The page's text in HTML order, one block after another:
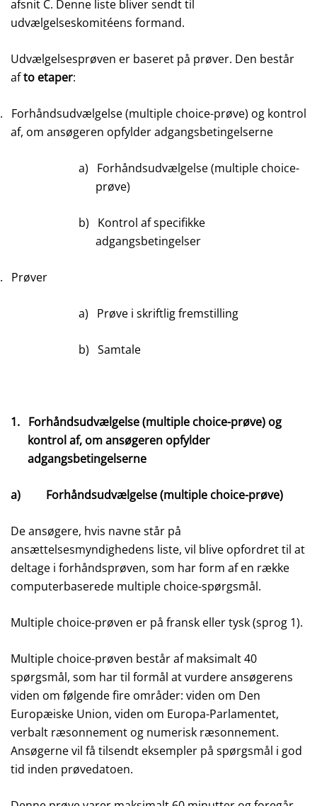
afsnit C. Denne liste bliver sendt til
udvælgelseskomitéens formand.
Udvælgelsesprøven er baseret på prøver. Den består
afto etaper:
Forhåndsudvælgelse (multiple choice-prøve) og kontrol
af, om ansøgeren opfylder adgangsbetingelserne
a)
Forhåndsudvælgelse (multiple choice-
prøve)
b)
Kontrol af specifikke
adgangsbetingelser
Prøver
a) Prøve i skriftlig fremstilling
b) Samtale
1. Forhåndsudvælgelse (multiple choice-prøve) og
kontrol af, om ansøgeren opfylder
adgangsbetingelserne
a) Forhåndsudvælgelse (multiple choice-prøve)
De ansøgere, hvis navne står på
ansættelsesmyndighedens liste, vil blive opfordret til at
deltage i forhåndsprøven, som har form af en række
computerbaserede multiple choice-spørgsmål.
Multiple choice-prøven er på fransk eller tysk (sprog 1).
Multiple choice-prøven består af maksimalt 40
spørgsmål, som har til formål at vurdere ansøgerens
viden om følgende fire områder: viden om Den
Europæiske Union, viden om Europa-Parlamentet,
verbalt ræsonnement og numerisk ræsonnement.
Ansøgerne vil få tilsendt eksempler på spørgsmål i god
tid inden prøvedatoen.